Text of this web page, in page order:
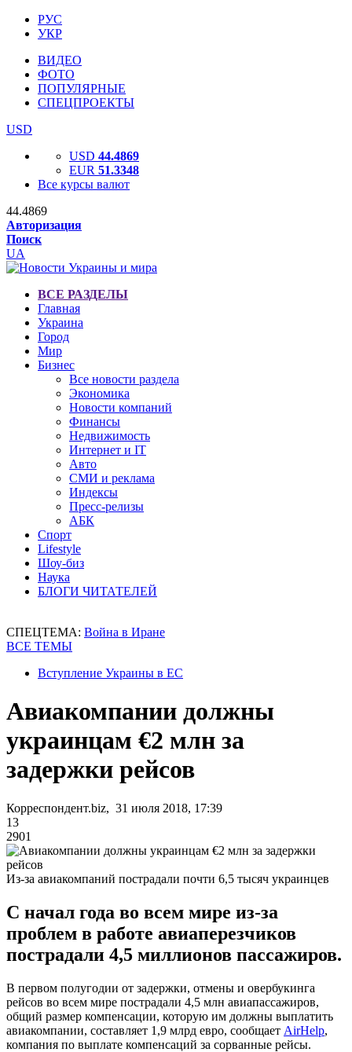
РУС
УКР
ВИДЕО
ФОТО
ПОПУЛЯРНЫЕ
СПЕЦПРОЕКТЫ
USD
USD 44.4869
EUR 51.3348
Все курсы валют
44.4869
Авторизация
Поиск
UA
ВСЕ РАЗДЕЛЫ
Главная
Украина
Город
Мир
Бизнес
Все новости раздела
Экономика
Новости компаний
Финансы
Недвижимость
Интернет и IT
Авто
СМИ и реклама
Индексы
Пресс-релизы
АБК
Спорт
Lifestyle
Шоу-биз
Наука
БЛОГИ ЧИТАТЕЛЕЙ
СПЕЦТЕМА: Война в Иране
ВСЕ ТЕМЫ
Вступление Украины в ЕС
Авиакомпании должны
украинцам €2 млн за
задержки рейсов
Корреспондент.biz, 31 июля 2018, 17:39
13
2901
Из-за авиакомпаний пострадали почти 6,5 тысяч украинцев
С начал года во всем мире из-за
проблем в работе авиаперезчиков
пострадали 4,5 миллионов пассажиров.
В первом полугодии от задержки, отмены и овербукинга
рейсов во всем мире пострадали 4,5 млн авиапассажиров,
общий размер компенсации, которую им должны выплатить
авиакомпании, составляет 1,9 млрд евро, сообщает AirHelp,
компания по выплате компенсаций за сорванные рейсы.